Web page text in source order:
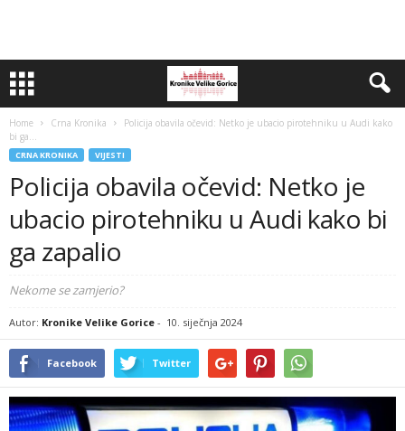
Home Crna Kronika
Policija obavila očevid: Netko je ubacio pirotehniku u Audi kako
bi ga...
CRNA KRONIKA VIJESTI
Policija obavila očevid: Netko je
ubacio pirotehniku u Audi kako bi
ga zapalio
Nekome se zamjerio?
Autor: Kronike Velike Gorice - 10. siječnja 2024
Facebook Twitter